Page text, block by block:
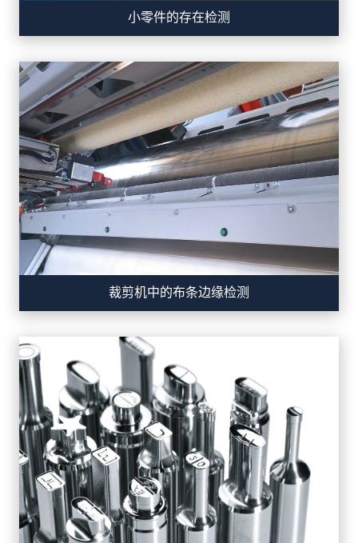
小零件的存在检测
裁剪机中的布条边缘检测